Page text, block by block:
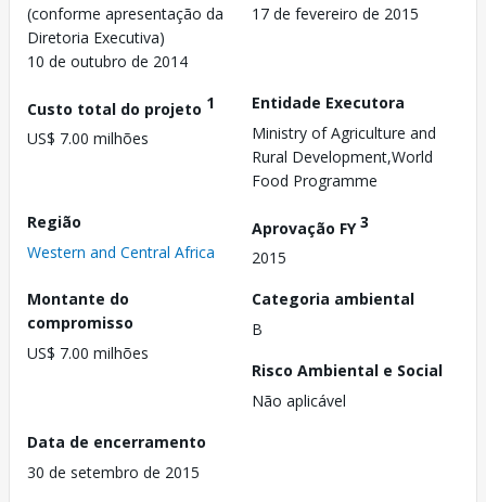
(conforme apresentação da
Diretoria Executiva)
10 de outubro de 2014
17 de fevereiro de 2015
Custo total do projeto 1
US$ 7.00 milhões
Entidade Executora
Ministry of Agriculture and
Rural Development,World
Food Programme
Região
Western and Central Africa
Aprovação FY3
2015
Montante do
compromisso
US$ 7.00 milhões
Categoria ambiental
B
Risco Ambiental e Social
Não aplicável
Data de encerramento
30 de setembro de 2015